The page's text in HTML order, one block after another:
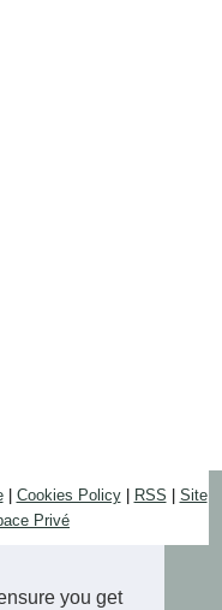
you get
| Cookies Policy| RSS
Site
Privé